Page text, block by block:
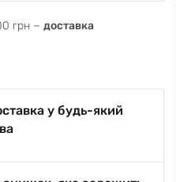
грн − доставка
у будь-який